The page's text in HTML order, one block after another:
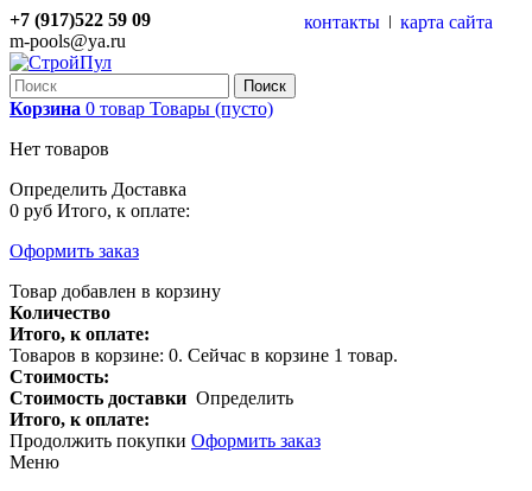
контакты карта сайта
+7 (917)522 59 09
m-pools@ya.ru
Поиск
Корзина 0 товар Товары (пусто)
Нет товаров
Определить Доставка
0 руб Итого, к оплате:
Оформить заказ
Товар добавлен в корзину
Количество
Итого, к оплате:
Товаров в корзине: 0. Сейчас в корзине 1 товар.
Стоимость:
Стоимость доставки Определить
Итого, к оплате:
Продолжить покупки Оформить заказ
Меню